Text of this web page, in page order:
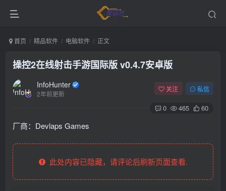
首页 精品软件 电脑软件 正文
操控2在线射击手游国际版 v0.4.7安卓版
InfoHunter
2年前更新
关注 私信
0 465 60
厂商： Devlaps Games
此处内容已隐藏，请评论后刷新页面查看.